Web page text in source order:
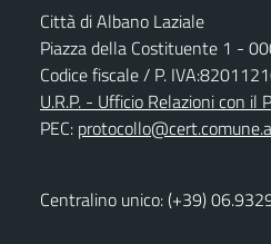
Città di Albano Laziale
Piazza della Costituente 1 -
Codice fiscale / P.
U.R.P. - Ufficio Relazioni con il
PEC:
Centralino unico: (+39)